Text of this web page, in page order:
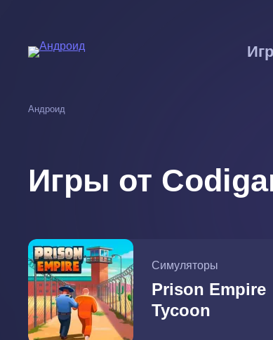
основному
Андроид
Игры от
Симуляторы
Prison Empire
Tycoon